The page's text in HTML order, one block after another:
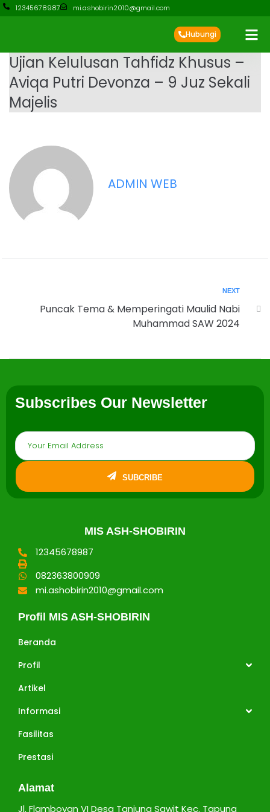
12345678987 mi.ashobirin2010@gmail.com
Hubungi
Ujian Kelulusan Tahfidz Khusus –
Aviqa Putri Devonza – 9 Juz Sekali
Majelis
ADMIN WEB
NEXT
Puncak Tema & Memperingati Maulid Nabi
Muhammad SAW 2024
Subscribes Our Newsletter
SUBCRIBE
MIS ASH-SHOBIRIN
12345678987
082363800909
mi.ashobirin2010@gmail.com
Profil MIS ASH-SHOBIRIN
Beranda
Profil
Artikel
Informasi
Fasilitas
Prestasi
Alamat
Jl. Flamboyan VI Desa Tanjung Sawit Kec. Tapung